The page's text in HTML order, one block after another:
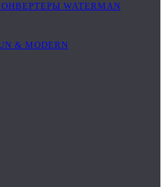
WATERMAN
& MODERN